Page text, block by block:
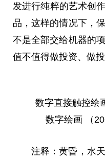
发进行纯粹的艺术创
品，这样的情况下，
不是全部交给机器的
值不值得做投资、做投
数字直接触控绘
数字绘画 （
注释：黄昏，水